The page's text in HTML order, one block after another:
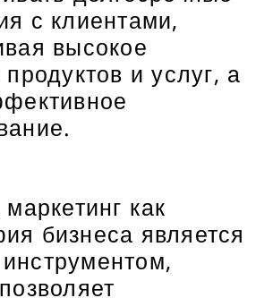
с клиентами,
высокое
продуктов и услуг, а
как
бизнеса является